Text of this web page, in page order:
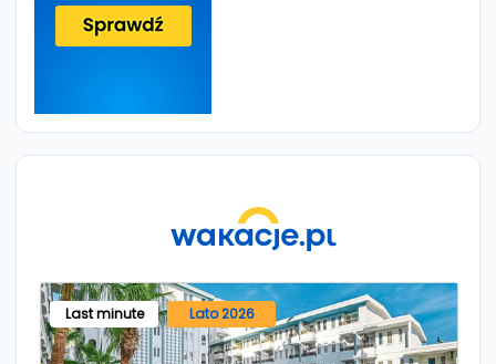
Last minute Lato 2026